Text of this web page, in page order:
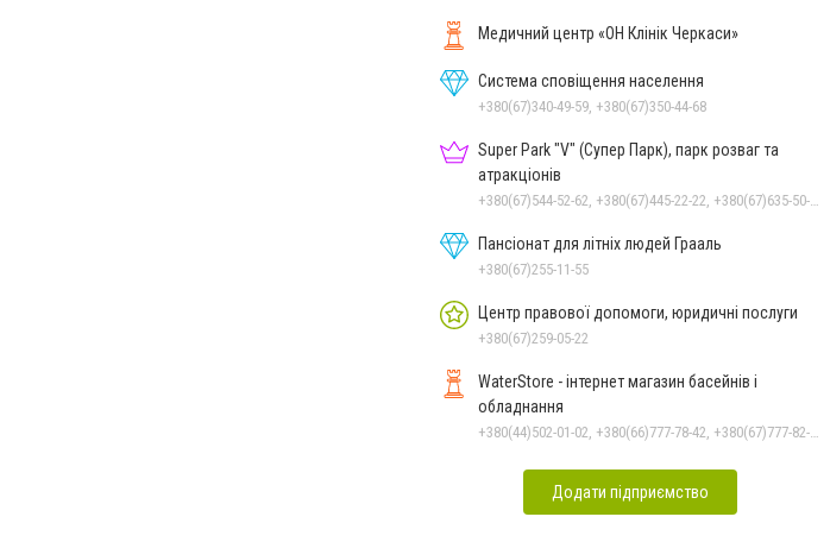
Медичний центр «ОН Клінік Черкаси»
Система сповіщення населення
+380(67)340-49-59, +380(67)350-44-68
Super Park "V" (Супер Парк), парк розваг та
атракціонів
+380(67)544-52-62, +380(67)445-22-22, +380(67)635-50-50
Пансіонат для літніх людей Грааль
+380(67)255-11-55
Центр правової допомоги, юридичні послуги
+380(67)259-05-22
WaterStore - інтернет магазин басейнів і
обладнання
+380(44)502-01-02, +380(66)777-78-42, +380(67)777-82-19, +380(67)890-80-80, +380(73)890-80-80, +380(44)502-01-03
Додати підприємство